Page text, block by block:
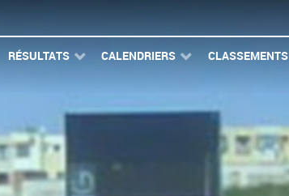
RÉSULTATS CALENDRIERS CLASSEMENTS